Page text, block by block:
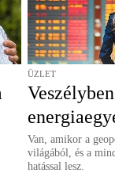
ÜZLET
Van, amikor a
világából, és a
hatással lesz.